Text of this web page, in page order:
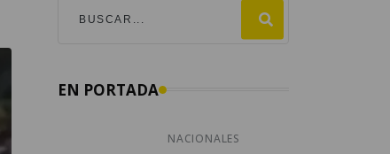
EN PORTADA
NACIONALES